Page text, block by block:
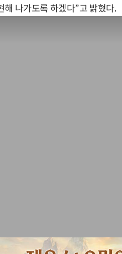
나가도록 하겠다”고 밝혔다.